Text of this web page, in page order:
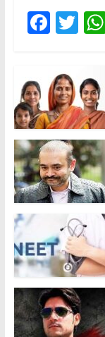
F
c
e
b
o
o
k
T
er